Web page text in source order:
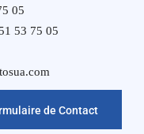
05
53 75 05
de Contact